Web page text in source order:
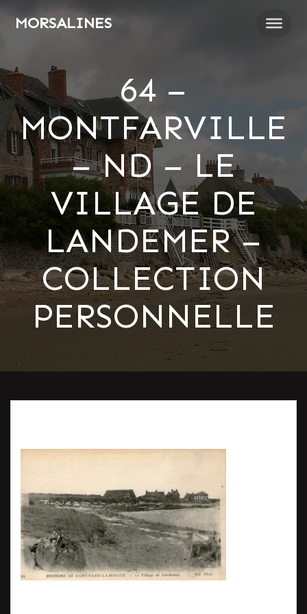
MORSALINES
64 –
MONTFARVILLE
– ND – LE
VILLAGE DE
LANDEMER –
COLLECTION
PERSONNELLE